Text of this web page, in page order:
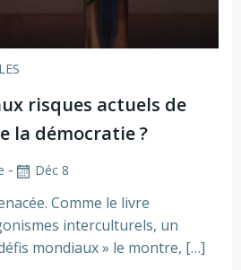
risques actuels de
la démocratie ?
- Déc 8
Comme le livre
interculturels, un
mondiaux » le montre, […]